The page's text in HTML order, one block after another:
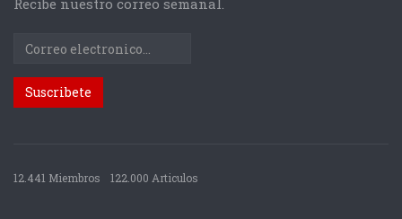
Recibe nuestro correo semanal.
12.441 Miembros 122.000 Articulos